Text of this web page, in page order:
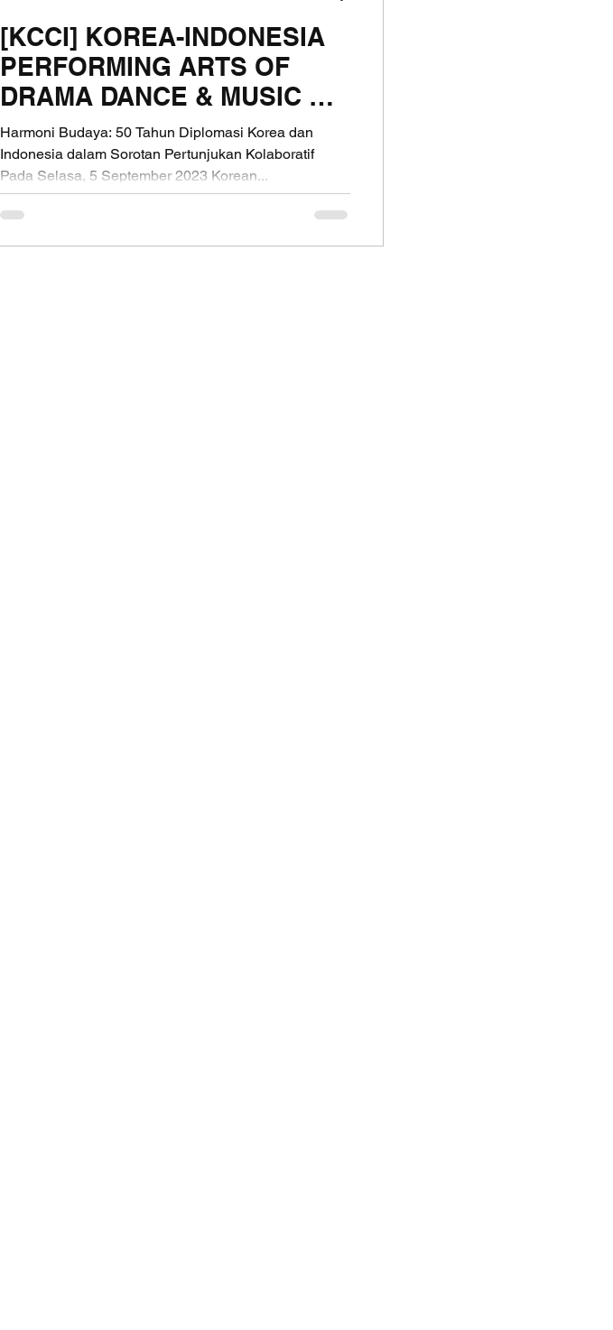
[KCCI] KOREA-INDONESIA
PERFORMING ARTS OF
DRAMA DANCE & MUSIC OF
THOUSAND YEARS
Harmoni Budaya: 50 Tahun Diplomasi Korea dan
Indonesia dalam Sorotan Pertunjukan Kolaboratif
Pada Selasa, 5 September 2023 Korean...